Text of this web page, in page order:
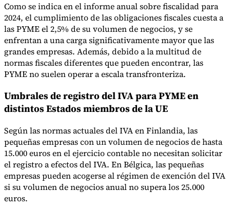
Como se indica en el informe anual sobre fiscalidad para
2024, el cumplimiento de las obligaciones fiscales cuesta a
las PYME el 2,5% de su volumen de negocios, y se
enfrentan a una carga significativamente mayor que las
grandes empresas. Además, debido a la multitud de
normas fiscales diferentes que pueden encontrar, las
PYME no suelen operar a escala transfronteriza.
Umbrales de registro del IVA para PYME en
distintos Estados miembros de la UE
Según las normas actuales del IVA en Finlandia, las
pequeñas empresas con un volumen de negocios de hasta
15.000 euros en el ejercicio contable no necesitan solicitar
el registro a efectos del IVA. En Bélgica, las pequeñas
empresas pueden acogerse al régimen de exención del IVA
si su volumen de negocios anual no supera los 25.000
euros.